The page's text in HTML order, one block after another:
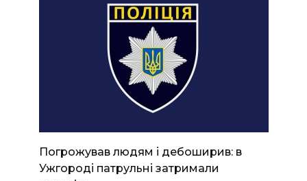
Погрожував людям і дебоширив: в
Ужгороді патрульні затримали